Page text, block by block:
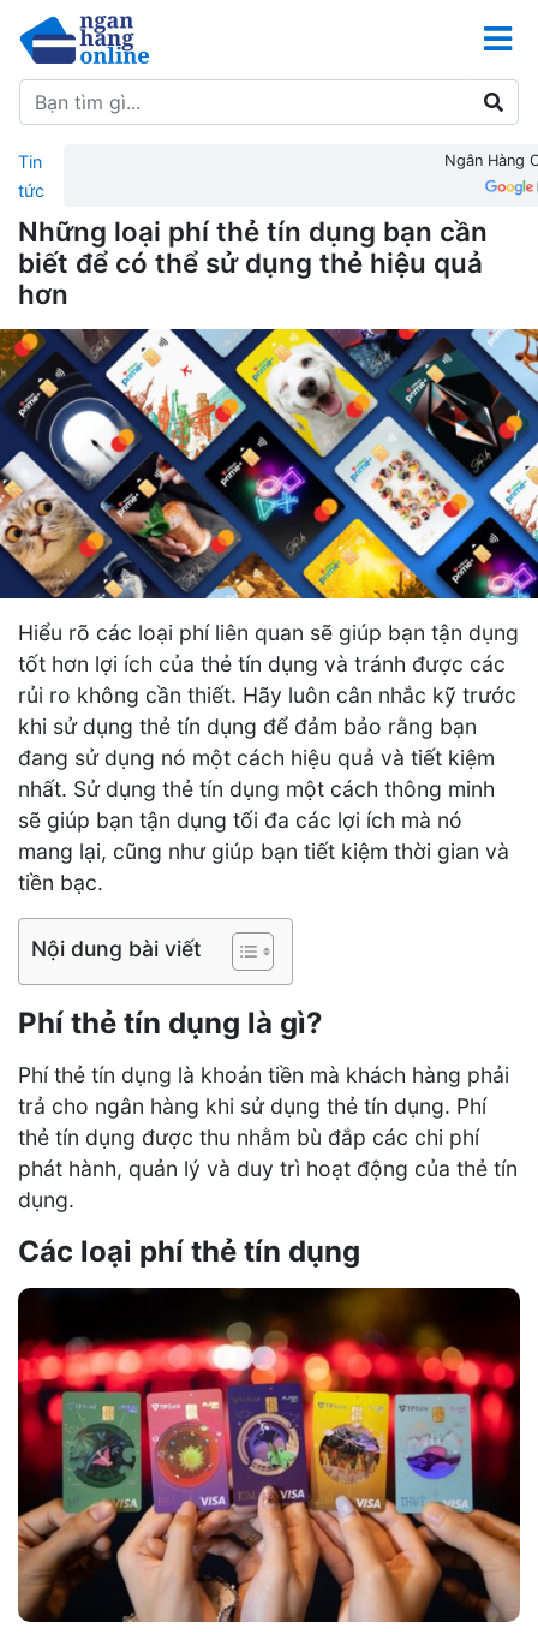
Tin
tức
Ngân Hàng
Những loại phí thẻ tín dụng bạn cần
biết để có thể sử dụng thẻ hiệu quả
hơn
Hiểu rõ các loại phí liên quan sẽ giúp bạn tận dụng
tốt hơn lợi ích của thẻ tín dụng và tránh được các
rủi ro không cần thiết. Hãy luôn cân nhắc kỹ trước
khi sử dụng thẻ tín dụng để đảm bảo rằng bạn
đang sử dụng nó một cách hiệu quả và tiết kiệm
nhất. Sử dụng thẻ tín dụng một cách thông minh
sẽ giúp bạn tận dụng tối đa các lợi ích mà nó
mang lại, cũng như giúp bạn tiết kiệm thời gian và
tiền bạc.
Nội dung bài viết
Phí thẻ tín dụng là gì?
Phí thẻ tín dụng là khoản tiền mà khách hàng phải
trả cho ngân hàng khi sử dụng thẻ tín dụng. Phí
thẻ tín dụng được thu nhằm bù đắp các chi phí
phát hành, quản lý và duy trì hoạt động của thẻ tín
dụng.
Các loại phí thẻ tín dụng